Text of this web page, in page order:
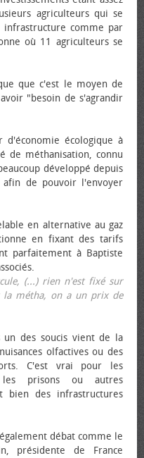
agriculteurs qui se
comme par
où 11 agriculteurs se
que c'est le moyen de
"besoin de s'agrandir
d'économie écologique à
de méthanisation, connu
développé depuis
de pouvoir l'envoyer
en alternative au gaz
en fixant des tarifs
parfaitement à Baptiste
(...) rien n'est fixé sur
la métha, on a un prix de
un des soucis vient de la
olfactives ou des
C'est vrai pour les
les prisons ou autres
bien des infrastructures
débat comme le
présidente de France